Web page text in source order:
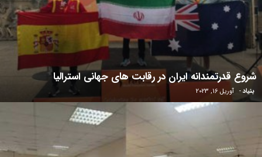
شروع قدرتمندانه ایران در رقابت های جهانی استرالیا
بنیاد- آوریل 16, 2023